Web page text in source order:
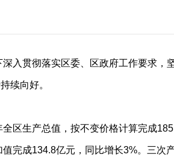
入贯彻落实区委、区政府工作要求
续向好。
区生产总值，按不变价格计算完成
完成134.8亿元，同比增长3%。三次